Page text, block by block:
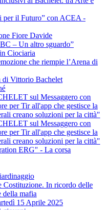
per il Futuro” con ACEA -
Fiore Davide
– Un altro sguardo”
Ciociaria
che riempie l’Arena di
di Vittorio Bachelet
sul Messaggero con
per Tir all'app che gestisce la
creano soluzioni per la città"
sul Messaggero con
per Tir all'app che gestisce la
creano soluzioni per la città"
ERG" - La corsa
Costituzione. In ricordo delle
della mafia
15 Aprile 2025